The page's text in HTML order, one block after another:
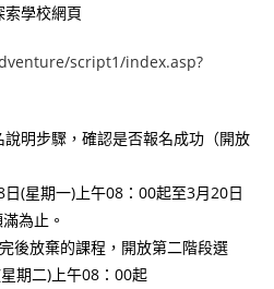
索學校網頁
script1/index.asp?
明步驟，確認是否報名成功（開放
(星期一)上午08：00起至3月20日
為止。
後放棄的課程，開放第二階段選
期二)上午08：00起